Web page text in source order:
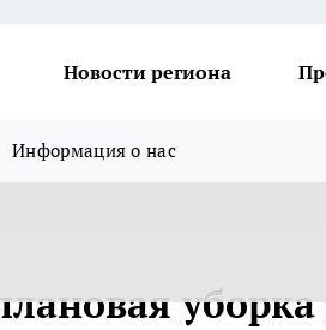
Новости региона
Информация о нас
уборка